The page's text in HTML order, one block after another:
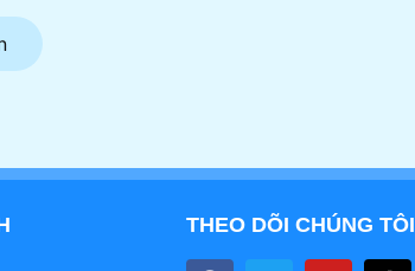
THEO DÕI CHÚNG TÔI